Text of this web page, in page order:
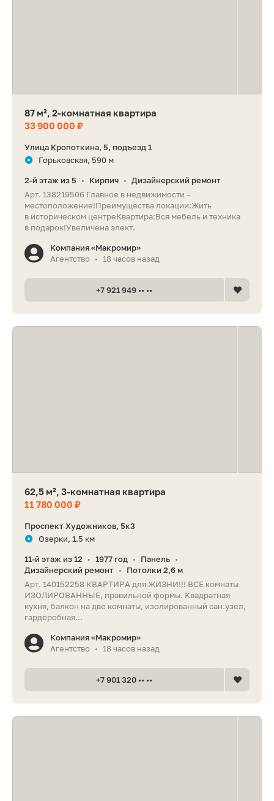
87 м², 2-комнатная квартира
33 900 000 ₽
Улица Кропоткина, 5, подъезд 1
Горьковская, 590 м
2-й этаж из 5 • Кирпич • Дизайнерский ремонт
Арт. 138219506 Главное в недвижимости –
местоположение!Преимущества локации:Жить
в историческом центреКвартира:Вся мебель и техника
в подарок!Увеличена элект.
Компания «Макромир»
Агентство
• 18 часов назад
+7 921 949 •• ••
62,5 м², 3-комнатная квартира
11 780 000 ₽
Проспект Художников, 5к3
Озерки, 1.5 км
11-й этаж из 12 • 1977 год • Панель •
Дизайнерский ремонт •
Потолки 2,6 м
Арт. 140152258 КВАРТИРА для ЖИЗНИ!!! ВСЕ комнаты
ИЗОЛИРОВАННЫЕ, правильной формы. Квадратная
кухня, балкон на две комнаты, изолированный сан.узел,
гардеробная...
Компания «Макромир»
Агентство
• 18 часов назад
+7 901 320 •• ••